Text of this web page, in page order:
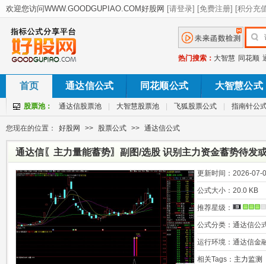
热门搜索： 大智慧 同花顺
首页 通达信公式 同花顺公式 大智慧公式
股票池： 通达信股票池 大智慧股票池 飞狐股票公式 指南针公
您现在的位置： 好股网 >> 股票公式 >> 通达信公式
通达信〖主力量能蓄势〗副图/选股 识别主力资金蓄势待发
更新时间： 2026-07-
公式大小： 20.0 KB
推荐星级：
公式分类： 通达信公
运行环境： 通达信金
相关Tags： 主力监测